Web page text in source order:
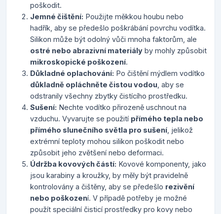
poškodit.
Jemné čištění: Použijte měkkou houbu nebo
hadřík, aby se předešlo poškrábání povrchu vodítka.
Silikon může být odolný vůči mnoha faktorům, ale
ostré nebo abrazivní materiály by mohly způsobit
mikroskopické poškození.
Důkladné oplachování: Po čištění mýdlem vodítko
důkladně opláchněte čistou vodou , aby se
odstranily všechny zbytky čistícího prostředku.
Sušení: Nechte vodítko přirozeně uschnout na
vzduchu. Vyvarujte se použití přímého tepla nebo
přímého slunečního světla pro sušení , jelikož
extrémní teploty mohou silikon poškodit nebo
způsobit jeho zvětšení nebo deformaci.
Údržba kovových částí: Kovové komponenty, jako
jsou karabiny a kroužky, by měly být pravidelně
kontrolovány a čištěny, aby se předešlo rezivění
nebo poškození. V případě potřeby je možné
použít speciální čisticí prostředky pro kovy nebo